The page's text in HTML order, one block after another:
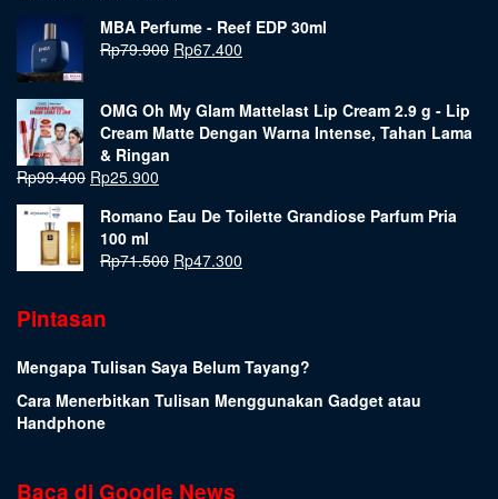
MBA Perfume - Reef EDP 30ml
Rp79.900 Rp67.400
OMG Oh My Glam Mattelast Lip Cream 2.9 g - Lip
Cream Matte Dengan Warna Intense, Tahan Lama
& Ringan
Rp99.400 Rp25.900
Romano Eau De Toilette Grandiose Parfum Pria
100 ml
Rp71.500 Rp47.300
Pintasan
Mengapa Tulisan Saya Belum Tayang?
Cara Menerbitkan Tulisan Menggunakan Gadget atau
Handphone
Baca di Google News